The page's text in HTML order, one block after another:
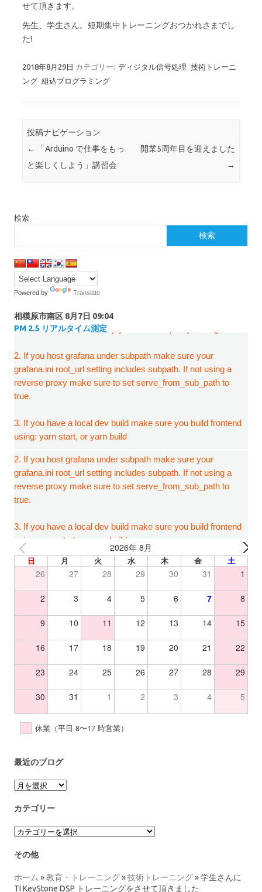
せて頂きます。
先生、学生さん。短期集中トレーニングおつかれさまでし
た!
2018年8月29日 カテゴリー: ディジタル信号処理 技術トレーニ
ング 組込プログラミング
投稿ナビゲーション
←
「Arduino で仕事をもっ
と楽しくしよう」講習会
開業5周年目を迎えました
→
検索
検索
Powered by Translate
相模原市南区 8月7日 09:04
PM 2.5 リアルタイム測定
2026年 8月
日 月 火 水 木 金 土
26 27 28 29 30 31 1
2 3 4 5 6 7 8
9 10 11 12 13 14 15
16 17 18 19 20 21 22
23 24 25 26 27 28 29
30 31 1 2 3 4 5
休業（平日 8〜17 時営業）
最近のブログ
ア
カ
ブ
カテゴリー
カ
ゴ
ー
その他
ホーム »教育・トレーニング»技術トレーニング»学生さんに
TI KeyStone DSP トレーニングをさせて頂きました